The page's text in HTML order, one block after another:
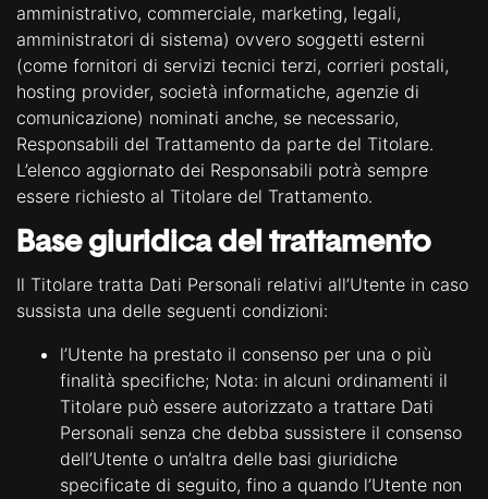
amministrativo, commerciale, marketing, legali,
amministratori di sistema) ovvero soggetti esterni
(come fornitori di servizi tecnici terzi, corrieri postali,
hosting provider, società informatiche, agenzie di
comunicazione) nominati anche, se necessario,
Responsabili del Trattamento da parte del Titolare.
L’elenco aggiornato dei Responsabili potrà sempre
essere richiesto al Titolare del Trattamento.
Base giuridica del trattamento
Il Titolare tratta Dati Personali relativi all’Utente in caso
sussista una delle seguenti condizioni:
l’Utente ha prestato il consenso per una o più
finalità specifiche; Nota: in alcuni ordinamenti il
Titolare può essere autorizzato a trattare Dati
Personali senza che debba sussistere il consenso
dell’Utente o un’altra delle basi giuridiche
specificate di seguito, fino a quando l’Utente non